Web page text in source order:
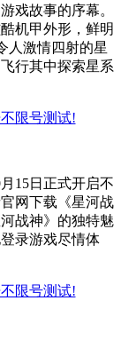
戏故事的序幕。
机甲外形，鲜明
人激情四射的星
行其中探索星系
15日正式开启不
网下载《星河战
战神》的独特魅
录游戏尽情体